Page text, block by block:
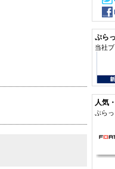
ぷら
当社
人気
ぷら